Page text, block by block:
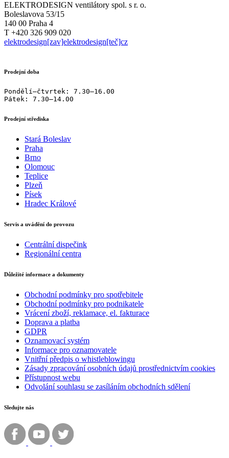
ELEKTRODESIGN ventilátory spol. s r. o.
Boleslavova 53/15
140 00 Praha 4
T +420 326 909 020
elektrodesign[zav]elektrodesign[teč]cz
Prodejní doba
Pondělí–čtvrtek: 7.30–16.00
Pátek: 7.30–14.00
Prodejní střediska
Stará Boleslav
Praha
Brno
Olomouc
Teplice
Plzeň
Písek
Hradec Králové
Servis a uvádění do provozu
Centrální dispečink
Regionální centra
Důležité informace a dokumenty
Obchodní podmínky pro spotřebitele
Obchodní podmínky pro podnikatele
Vrácení zboží, reklamace, el. fakturace
Doprava a platba
GDPR
Oznamovací systém
Informace pro oznamovatele
Vnitřní předpis o whistleblowingu
Zásady zpracování osobních údajů prostřednictvím cookies
Přístupnost webu
Odvolání souhlasu se zasíláním obchodních sdělení
Sledujte nás